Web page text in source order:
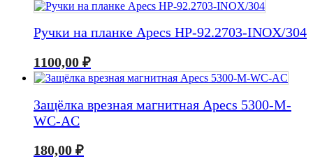
Ручки на планке Apecs HP-92.2703-INOX/304
1100,00 ₽
Защёлка врезная магнитная Apecs 5300-M-
WC-AC
180,00 ₽